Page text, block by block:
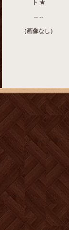
ト ★
-- --
（画像なし）